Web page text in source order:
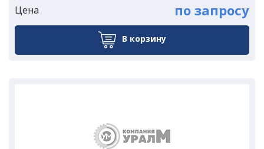
Цена по запросу
В корзину